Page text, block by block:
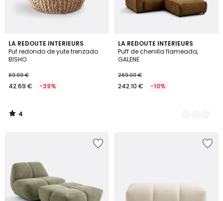
LA REDOUTE INTERIEURS
Puf redondo de yute trenzado
BISHO
69.99 €
42.69 € -39%
4
/
5
4
/
LA REDOUTE INTERIEURS
Puff de chenilla flameada,
GALENE
269.00 €
242.10 € -10%
3
Colores